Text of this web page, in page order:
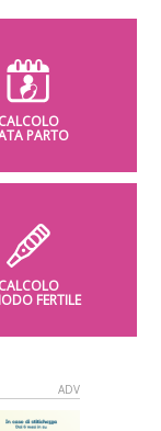
CALCOLO
PARTO
CALCOLO
FERTILE